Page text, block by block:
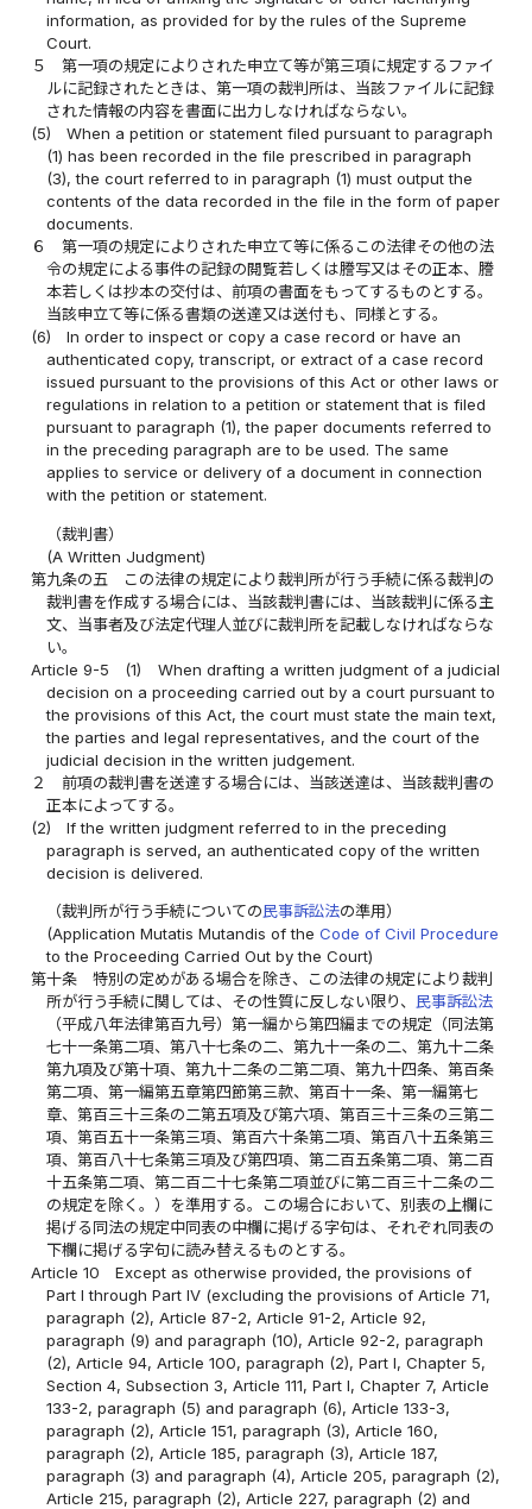
information, as provided for by the rules of the Supreme
Court.
５
第一項の規定によりされた申立て等が第三項に規定するファイ
ルに記録されたときは、第一項の裁判所は、当該ファイルに記録
された情報の内容を書面に出力しなければならない。
(5)
When a petition or statement filed pursuant to paragraph
(1) has been recorded in the file prescribed in paragraph
(3), the court referred to in paragraph (1) must output the
contents of the data recorded in the file in the form of paper
documents.
６
第一項の規定によりされた申立て等に係るこの法律その他の法
令の規定による事件の記録の閲覧若しくは謄写又はその正本、謄
本若しくは抄本の交付は、前項の書面をもってするものとする。
当該申立て等に係る書類の送達又は送付も、同様とする。
(6)
In order to inspect or copy a case record or have an
authenticated copy, transcript, or extract of a case record
issued pursuant to the provisions of this Act or other laws or
regulations in relation to a petition or statement that is filed
pursuant to paragraph (1), the paper documents referred to
in the preceding paragraph are to be used. The same
applies to service or delivery of a document in connection
with the petition or statement.
（裁判書）
(A Written Judgment)
第九条の五
この法律の規定により裁判所が行う手続に係る裁判の
裁判書を作成する場合には、当該裁判書には、当該裁判に係る主
文、当事者及び法定代理人並びに裁判所を記載しなければならな
い。
Article 9-5
(1)
When drafting a written judgment of a judicial
decision on a proceeding carried out by a court pursuant to
the provisions of this Act, the court must state the main text,
the parties and legal representatives, and the court of the
judicial decision in the written judgement.
２
前項の裁判書を送達する場合には、当該送達は、当該裁判書の
正本によってする。
(2)
If the written judgment referred to in the preceding
paragraph is served, an authenticated copy of the written
decision is delivered.
（裁判所が行う手続についての民事訴訟法の準用）
(Application Mutatis Mutandis of theCode of Civil Procedure
to the Proceeding Carried Out by the Court)
第十条
特別の定めがある場合を除き、この法律の規定により裁判
所が行う手続に関しては、その性質に反しない限り、 民事訴訟法
（平成八年法律第百九号）第一編から第四編までの規定（同法第
七十一条第二項、第八十七条の二、第九十一条の二、第九十二条
第九項及び第十項、第九十二条の二第二項、第九十四条、第百条
第二項、第一編第五章第四節第三款、第百十一条、第一編第七
章、第百三十三条の二第五項及び第六項、第百三十三条の三第二
項、第百五十一条第三項、第百六十条第二項、第百八十五条第三
項、第百八十七条第三項及び第四項、第二百五条第二項、第二百
十五条第二項、第二百二十七条第二項並びに第二百三十二条の二
の規定を除く。）を準用する。この場合において、別表の上欄に
掲げる同法の規定中同表の中欄に掲げる字句は、それぞれ同表の
下欄に掲げる字句に読み替えるものとする。
Article 10
Except as otherwise provided, the provisions of
Part I through Part IV (excluding the provisions of Article 71,
paragraph (2), Article 87-2, Article 91-2, Article 92,
paragraph (9) and paragraph (10), Article 92-2, paragraph
(2), Article 94, Article 100, paragraph (2), Part I, Chapter 5,
Section 4, Subsection 3, Article 111, Part I, Chapter 7, Article
133-2, paragraph (5) and paragraph (6), Article 133-3,
paragraph (2), Article 151, paragraph (3), Article 160,
paragraph (2), Article 185, paragraph (3), Article 187,
paragraph (3) and paragraph (4), Article 205, paragraph (2),
Article 215, paragraph (2), Article 227, paragraph (2) and